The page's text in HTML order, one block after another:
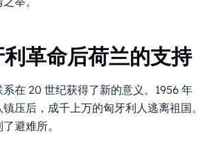
革命后荷兰的支持
在 20 世纪获得了新的意义。1956 年
压后，成千上万的匈牙利人逃离祖国。
避难所。